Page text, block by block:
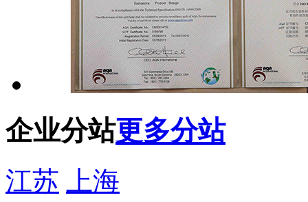
企业分站更多分站
江苏
上海